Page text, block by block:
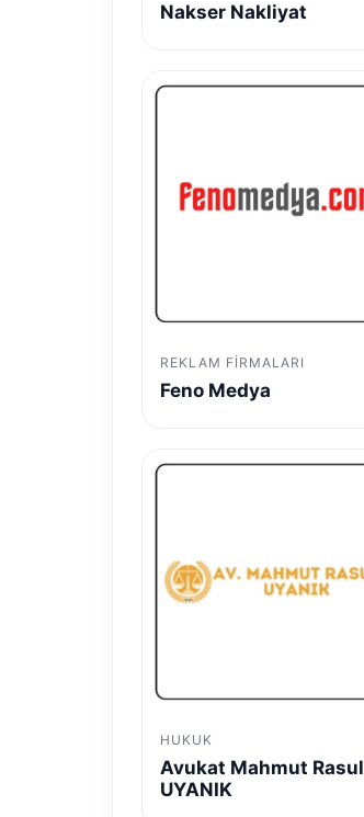
Nakser Nakliyat
REKLAM FIRMALARI
Feno Medya
HUKUK
Avukat Mahmut Rasul
UYANIK